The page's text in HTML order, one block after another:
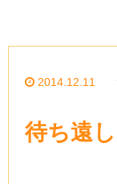
2014.12.11
待ち遠